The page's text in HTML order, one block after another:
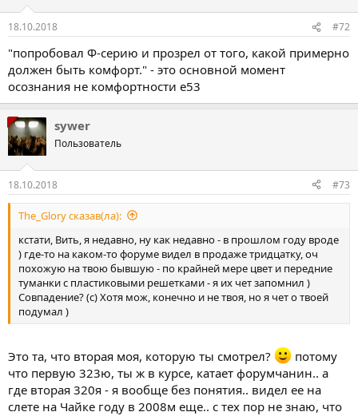
18.10.2018 #72
"попробовал Ф-серию и прозрел от того, какой примерно
должен быть комфорт." - это основной момент
осознания не комфортности е53
sywer
Пользователь
18.10.2018 #73
The_Glory сказав(ла):
кстати, Вить, я недавно, ну как недавно - в прошлом году вроде
) где-то на каком-то форуме видел в продаже тридцатку, оч
похожую на твою бывшую - по крайней мере цвет и передние
туманки с пластиковыми решетками - я их чет запомнил )
Совпадение? (с) Хотя мож, конечно и не твоя, но я чет о твоей
подумал )
Это та, что вторая моя, которую ты смотрел?
потому
что первую 323ю, ты ж в курсе, катает форумчанин.. а
где вторая 320я - я вообще без понятия.. видел ее на
слете на Чайке году в 2008м еще.. с тех пор не знаю, что